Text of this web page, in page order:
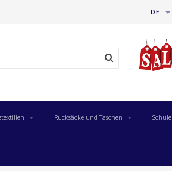
DE
Rucksäcke und Taschen Schule